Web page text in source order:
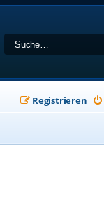
Registrieren